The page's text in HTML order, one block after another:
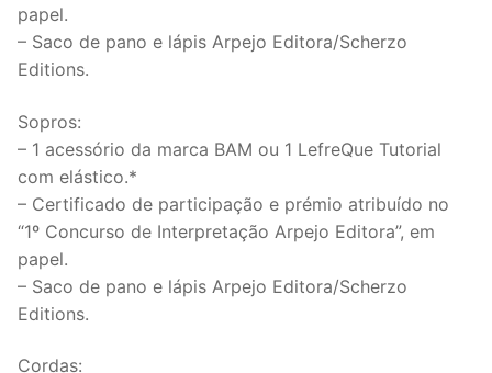
papel.
– Saco de pano e lápis Arpejo Editora/Scherzo
Editions.
Sopros:
– 1 acessório da marca BAM ou 1 LefreQue Tutorial
com elástico.*
– Certificado de participação e prémio atribuído no
“1º Concurso de Interpretação Arpejo Editora”, em
papel.
– Saco de pano e lápis Arpejo Editora/Scherzo
Editions.
Cordas: